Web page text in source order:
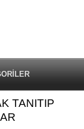
TANITIP